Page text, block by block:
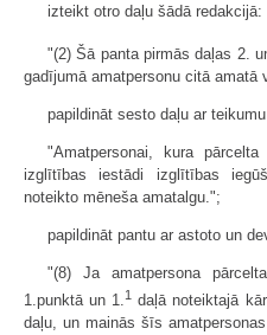
izteikt otro daļu šādā redakcijā:
"(2) Šā panta pirmās daļas 2.
gadījumā amatpersonu citā amatā
papildināt sesto daļu ar
"Amatpersonai, kura
izglītības iestādi izglītības
noteikto mēneša amatalgu.";
papildināt pantu ar astoto un
"(8) Ja amatpersona
1.punktā un 1.1 daļā noteiktajā
daļu, un mainās šīs